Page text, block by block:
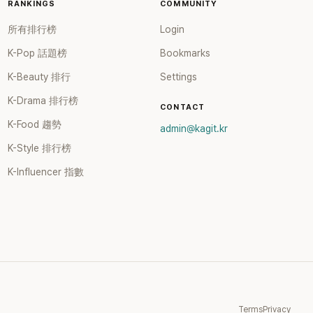
RANKINGS
所有排行榜
K-Pop 話題榜
K-Beauty 排行
K-Drama 排行榜
K-Food 趨勢
K-Style 排行榜
K-Influencer 指數
COMMUNITY
Login
Bookmarks
Settings
CONTACT
admin@kagit.kr
TermsPrivacy